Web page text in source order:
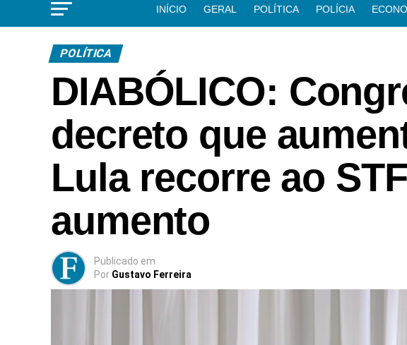
INÍCIO GERAL POLÍTICA POLÍCIA
POLÍTICA
DIABÓLICO:
decreto que
Lula recorre ao
aumento
Publicado em
Por Gustavo Ferreira